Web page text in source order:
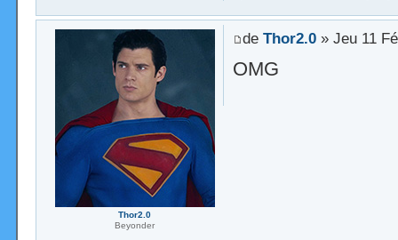
de Thor2.0» Jeu 11
OMG
Thor2.0
Beyonder